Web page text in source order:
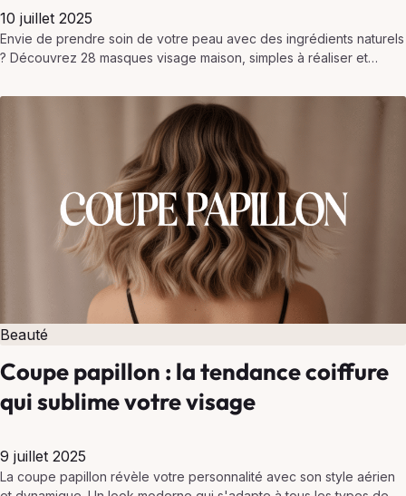
10 juillet 2025
Envie de prendre soin de votre peau avec des ingrédients naturels
? Découvrez 28 masques visage maison, simples à réaliser et
Beauté
Coupe papillon : la tendance coiffure
qui sublime votre visage
9 juillet 2025
La coupe papillon révèle votre personnalité avec son style aérien